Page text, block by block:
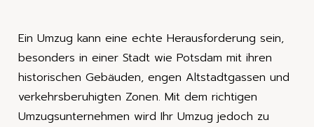
Ein Umzug kann eine echte Herausforderung sein,
besonders in einer Stadt wie Potsdam mit ihren
historischen Gebäuden, engen Altstadtgassen und
verkehrsberuhigten Zonen. Mit dem richtigen
Umzugsunternehmen wird Ihr Umzug jedoch zu